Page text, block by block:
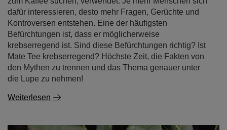
dafür interessieren, desto mehr Fragen, Gerüchte und
Kontroversen entstehen. Eine der häufigsten
Befürchtungen ist, dass er möglicherweise
krebserregend ist. Sind diese Befürchtungen richtig? Ist
Mate Tee krebserregend? Höchste Zeit, die Fakten von
den Mythen zu trennen und das Thema genauer unter
die Lupe zu nehmen!
Weiterlesen